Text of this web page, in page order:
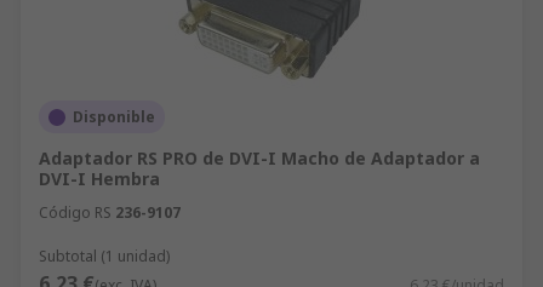
Disponible
Adaptador RS PRO de DVI-I Macho de Adaptador a
DVI-I Hembra
Código RS 236-9107
Subtotal (1 unidad)